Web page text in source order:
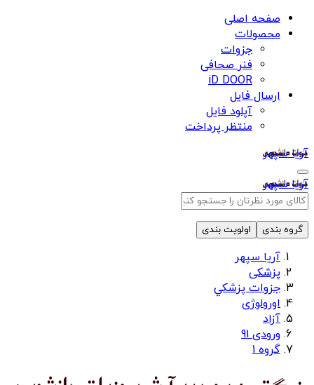
صفحه اصلی
محصولات
جزوات
فنر صحافی
iD DOOR
ارسال فایل
آپلود فایل
منتظر پرداخت
آریا سپهر
آریا سپهر
گروه بندی اولویت بندی
آریا سپهر
پزشکی
جزوات پزشكي
اورولوژی
آزاد
ورودی 91
گروه 1